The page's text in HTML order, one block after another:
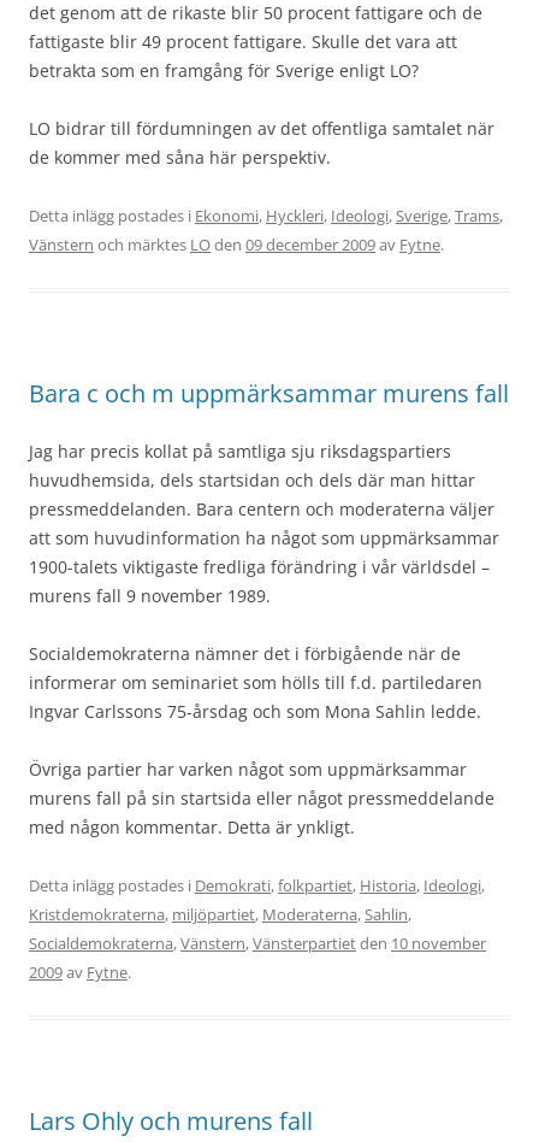
det genom att de rikaste blir 50 procent fattigare och de
fattigaste blir 49 procent fattigare. Skulle det vara att
betrakta som en framgång för Sverige enligt LO?
LO bidrar till fördumningen av det offentliga samtalet när
de kommer med såna här perspektiv.
Detta inlägg postades i Ekonomi, Hyckleri, Ideologi,Sverige,Trams,
Vänstern och märktes LOden 09 december 2009av Fytne.
Bara c och m uppmärksammar murens fall
Jag har precis kollat på samtliga sju riksdagspartiers
huvudhemsida, dels startsidan och dels där man hittar
pressmeddelanden. Bara centern och moderaterna väljer
att som huvudinformation ha något som uppmärksammar
1900-talets viktigaste fredliga förändring i vår världsdel –
murens fall 9 november 1989.
Socialdemokraterna nämner det i förbigående när de
informerar om seminariet som hölls till f.d. partiledaren
Ingvar Carlssons 75-årsdag och som Mona Sahlin ledde.
Övriga partier har varken något som uppmärksammar
murens fall på sin startsida eller något pressmeddelande
med någon kommentar. Detta är ynkligt.
Detta inlägg postades i Demokrati,folkpartiet, Historia, Ideologi,
Kristdemokraterna, miljöpartiet, Moderaterna,Sahlin,
Socialdemokraterna,Vänstern,Vänsterpartietden 10 november
2009av Fytne.
Lars Ohly och murens fall